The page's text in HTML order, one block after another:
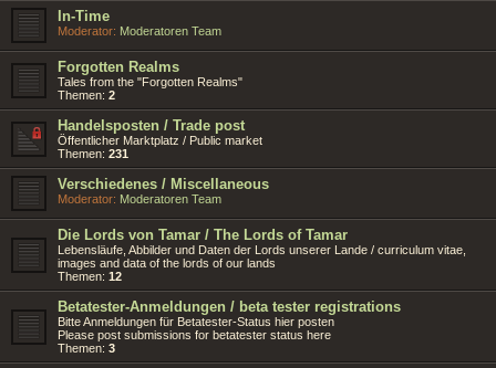
In-Time
Moderator: Moderatoren Team
Forgotten Realms
Tales from the "Forgotten Realms"
Themen: 2
Handelsposten / Trade post
Öffentlicher Marktplatz / Public market
Themen: 231
Verschiedenes / Miscellaneous
Moderator: Moderatoren Team
Die Lords von Tamar / The Lords of Tamar
Lebensläufe, Abbilder und Daten der Lords unserer Lande / curriculum vitae,
images and data of the lords of our lands
Themen: 12
Betatester-Anmeldungen / beta tester registrations
Bitte Anmeldungen für Betatester-Status hier posten
Please post submissions for betatester status here
Themen: 3